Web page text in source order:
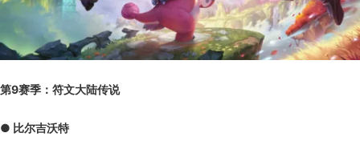
第9赛季：符文大陆传说
● 比尔吉沃特